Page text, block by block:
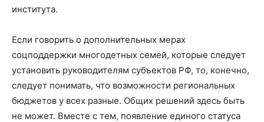
института.
Если говорить о дополнительных мерах
соцподдержки многодетных семей, которые следует
установить руководителям субъектов РФ, то, конечно,
следует понимать, что возможности региональных
бюджетов у всех разные. Общих решений здесь быть
не может. Вместе с тем, появление единого статуса